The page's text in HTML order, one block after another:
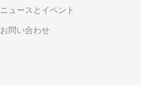
ニュースとイベント
お問い合わせ